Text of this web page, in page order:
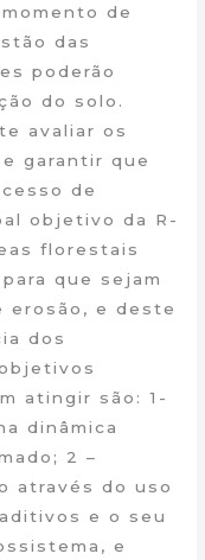
de
das
poderão
do solo.
avaliar os
garantir que
de
objetivo da R-
florestais
que sejam
erosão, e deste
dos
atingir são: 1-
dinâmica
2 –
através do uso
e o seu
e